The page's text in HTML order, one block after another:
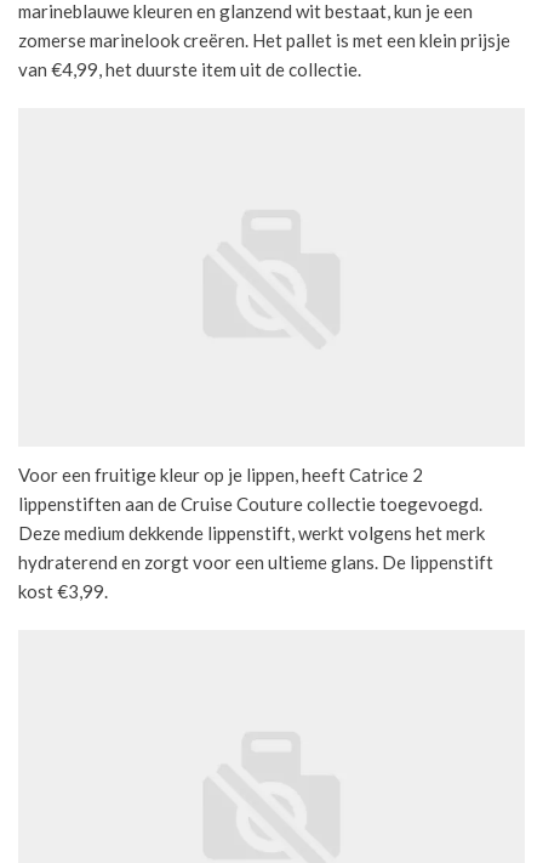
marineblauwe kleuren en glanzend wit bestaat, kun je een
zomerse marinelook creëren. Het pallet is met een klein prijsje
van €4,99, het duurste item uit de collectie.
Voor een fruitige kleur op je lippen, heeft Catrice 2
lippenstiften aan de Cruise Couture collectie toegevoegd.
Deze medium dekkende lippenstift, werkt volgens het merk
hydraterend en zorgt voor een ultieme glans. De lippenstift
kost €3,99.